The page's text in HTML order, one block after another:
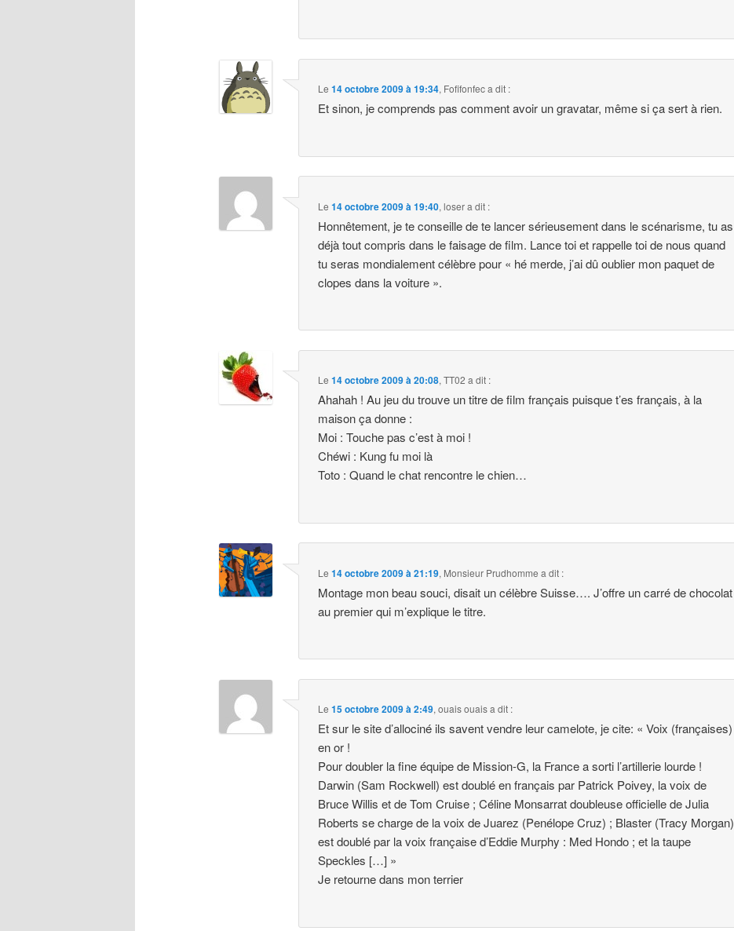
Le14 octobre 2009 à 19:34, Fofifonfeca dit :
Et sinon, je comprends pas comment avoir un gravatar, même si ça sert à rien.
Le14 octobre 2009 à 19:40,losera dit :
Honnêtement, je te conseille de te lancer sérieusement dans le scénarisme, tu as
déjà tout compris dans le faisage de film. Lance toi et rappelle toi de nous quand
tu seras mondialement célèbre pour « hé merde, j’ai dû oublier mon paquet de
clopes dans la voiture ».
Le14 octobre 2009 à 20:08,TT02 a dit :
Ahahah ! Au jeu du trouve un titre de film français puisque t’es français, à la
maison ça donne :
Moi : Touche pas c’est à moi !
Chéwi : Kung fu moi là
Toto : Quand le chat rencontre le chien…
Le14 octobre 2009 à 21:19, Monsieur Prudhomme a dit :
Montage mon beau souci, disait un célèbre Suisse…. J’offre un carré de chocolat
au premier qui m’explique le titre.
Le15 octobre 2009 à 2:49,ouais ouaisa dit :
Et sur le site d’allociné ils savent vendre leur camelote, je cite: « Voix (françaises)
en or !
Pour doubler la fine équipe de Mission-G, la France a sorti l’artillerie lourde !
Darwin (Sam Rockwell) est doublé en français par Patrick Poivey, la voix de
Bruce Willis et de Tom Cruise ; Céline Monsarrat doubleuse officielle de Julia
Roberts se charge de la voix de Juarez (Penélope Cruz) ; Blaster (Tracy Morgan)
est doublé par la voix française d’Eddie Murphy : Med Hondo ; et la taupe
Speckles […] »
Je retourne dans mon terrier